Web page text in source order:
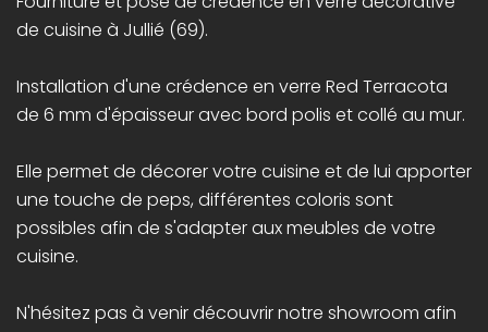
de cuisine à Jullié (69).
Installation d'une crédence en verre Red Terracota
de 6 mm d'épaisseur avec bord polis et collé au mur.
Elle permet de décorer votre cuisine et de lui apporter
une touche de peps, différentes coloris sont
possibles afin de s'adapter aux meubles de votre
cuisine.
N'hésitez pas à venir découvrir notre showroom afin